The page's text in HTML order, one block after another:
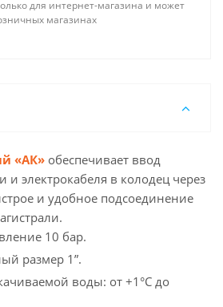
для интернет-магазина и может
магазинах
«АК» обеспечивает ввод
и электрокабеля в колодец через
и удобное подсоединение
10 бар.
размер 1”.
воды: от +1°С до